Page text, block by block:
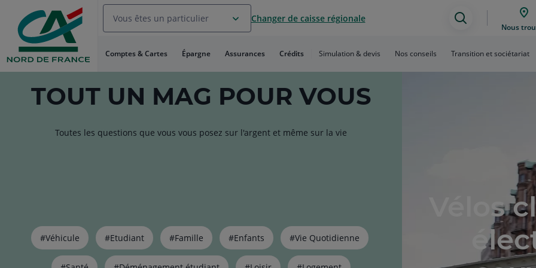
au
Menu
Aller au
Contenu
Pied
Vous êtes un particulier Changer de caisse régionale
Assistance
de
recherche
Nous
Comptes & Cartes Épargne Assurances Crédits Simulation & devis Nos conseils Transition et sociétariat
TOUT UN MAG POUR VOUS
Toutes les questions que vous vous posez sur l'argent et même sur la vie
Liste
de#Véhicule #Etudiant #Famille #Enfants #Vie Quotidienne
Vélos